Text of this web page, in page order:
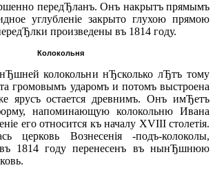
передЂланъ. Онъ накрытъ прямымъ
углубленiе закрыто глухою прямою
произведены въ 1814 году.
Колокольня
колокольни нЂсколько лЂтъ тому
громовымъ ударомъ и потомъ выстроена
ярусъ остается древнимъ. Онъ имЂетъ
напоминающую колокольню Ивана
его относится къ началу XVIII столетiя.
церковь Вознесенiя -подъ-колоколы,
въ 1814 году перенесенъ въ нынЂшнюю